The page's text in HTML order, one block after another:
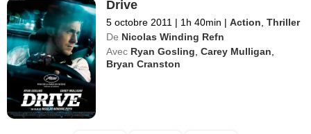
Drive
5 octobre 2011 | 1h 40min | Action ,Thriller
De Nicolas Winding Refn
Avec Ryan Gosling ,Carey Mulligan
Bryan Cranston